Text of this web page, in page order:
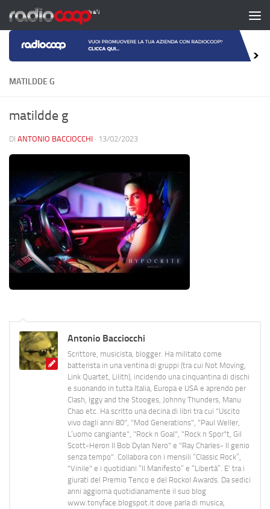
Salta al contenuto
MATILDDE G
matildde g
DI ANTONIO BACCIOCCHI · 13/02/2023
Antonio Bacciocchi
Scrittore, musicista, blogger. Ha militato come
batterista in una ventina di gruppi (tra cui Not Moving,
Link Quartet, Lilith), incidendo una cinquantina di dischi
e suonando in tutta Italia, Europa e USA e aprendo per
Clash, Iggy and the Stooges, Johnny Thunders, Manu
Chao etc. Ha scritto una decina di libri tra cui "Uscito
vivo dagli anni 80", "Mod Generations", "Paul Weller,
L’uomo cangiante", "Rock n Goal", "Rock n Spor"t, Gil
Scott-Heron Il Bob Dylan Nero" e "Ray Charles- Il genio
senza tempo". Collabora con i mensili “Classic Rock”,
"Vinile" e i quotidiani “Il Manifesto” e “Libertà”. E' tra i
giurati del Premio Tenco e del Rockol Awards. Da sedici
anni aggiorna quotidianamente il suo blog
www.tonyface.blogspot.it dove parla di musica,